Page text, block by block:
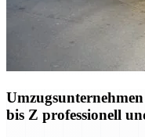
bis Z professionell